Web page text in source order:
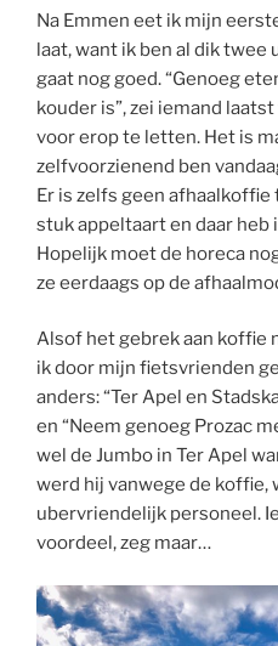
Na Emmen eet ik mijn
laat, want ik ben al dik twee
gaat nog goed. “Genoeg
kouder is”, zei iemand
voor erop te letten. Het is
zelfvoorzienend ben
Er is zelfs geen afhaalkoffie
stuk appeltaart en daar
Hopelijk moet de horeca
ze eerdaags op de
Alsof het gebrek aan koffie
ik door mijn fietsvrienden
anders: “Ter Apel en
en “Neem genoeg Prozac
wel de Jumbo in Ter Apel
werd hij vanwege de koffie,
ubervriendelijk personeel.
voordeel, zeg maar…